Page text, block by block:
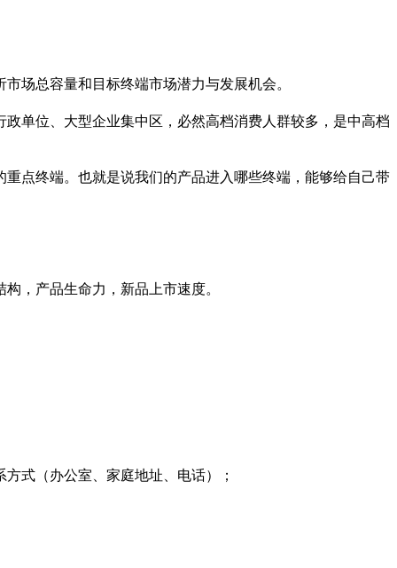
场总容量和目标终端市场潜力与发展机会。
单位、大型企业集中区，必然高档消费人群较多，是中高档
点终端。也就是说我们的产品进入哪些终端，能够给自己带
，产品生命力，新品上市速度。
式（办公室、家庭地址、电话）；